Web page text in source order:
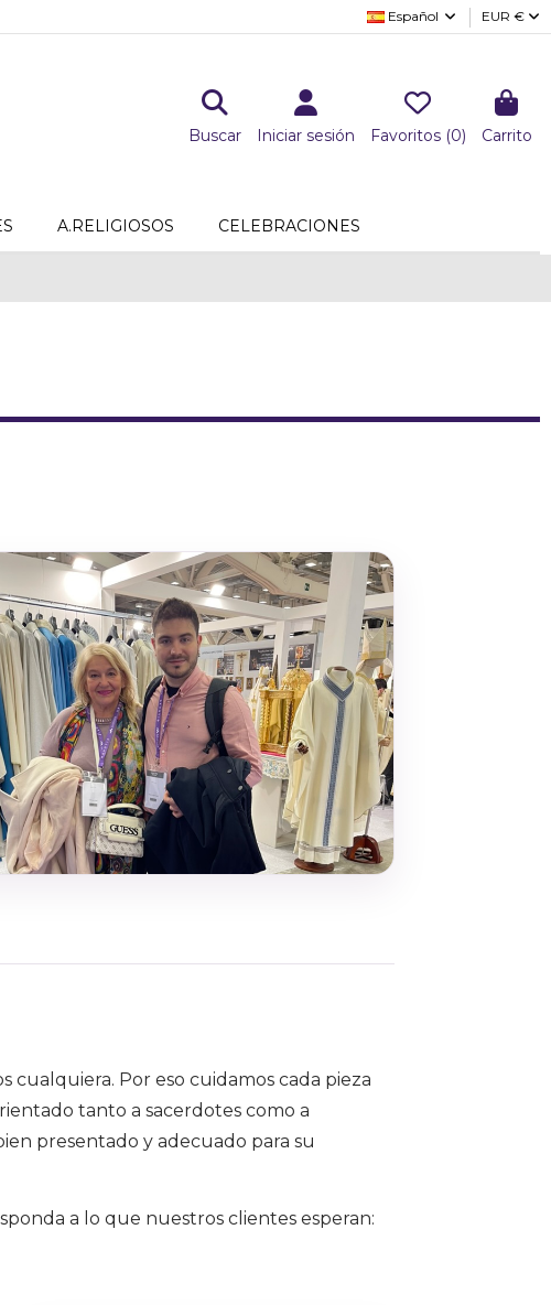
Español EUR €
Buscar Iniciar sesión Favoritos (0) Carrito
A.RELIGIOSOS CELEBRACIONES
cualquiera. Por eso cuidamos cada pieza
tanto a sacerdotes como a
presentado y adecuado para su
a lo que nuestros clientes esperan: